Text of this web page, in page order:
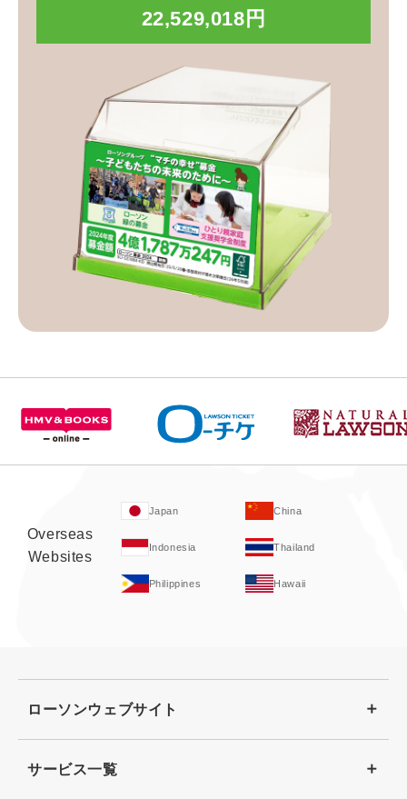
22,529,018円
Overseas
Websites
Japan China
Indonesia Thailand
Philippines Hawaii
ローソンウェブサイト
サービス一覧